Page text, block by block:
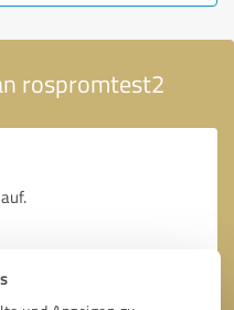
rospromtest2